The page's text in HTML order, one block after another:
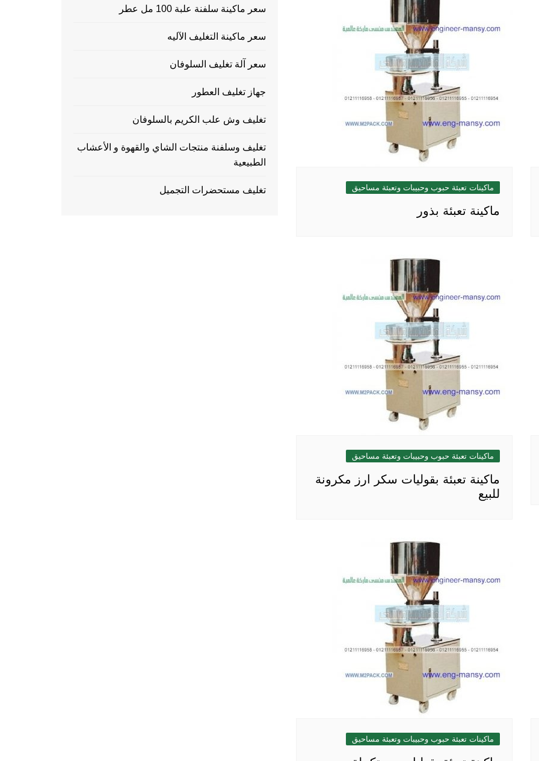
ماكينات تعبئة حبوب وحبيبات وتعبئة مساحيق
ماكينة تعبئة بذور
ماكينات تعبئة حبوب وحبيبات وتعبئة مساحيق
ماكينة تعبئة بقوليات سكر ارز مكرونة
للبيع
ماكينات تعبئة حبوب وحبيبات وتعبئة مساحيق
سعر ماكينة سلفنة علبة 100 مل عطر
سعر ماكينة التغليف الآليه
سعر آلة تغليف السلوفان
جهاز تغليف العطور
تغليف وش علب الكريم بالسلوفان
تغليف وسلفنة منتجات الشاي والقهوة و الأعشاب
الطبيعية
تغليف مستحضرات التجميل